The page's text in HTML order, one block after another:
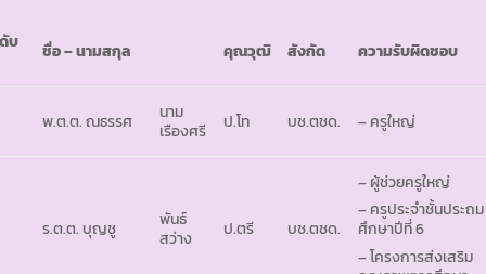
บ ชื่อ– นามสกุล คุณวุฒิ สังกัด ความรับผิดชอบ
พ.ต.ต. ณธรรศ
นาม
เรืองศรี
ป.โท บช.ตชด. – ครูใหญ่
ร.ต.ต. บุญชู
พันธ์
สว่าง
ป.ตรี บช.ตชด.
– ผู้ช่วยครูใหญ่
– ครูประจำชั้นประถม
ศึกษาปีที่ 6
– โครงการส่งเสริม